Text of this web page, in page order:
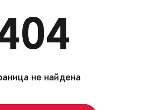
не найдена